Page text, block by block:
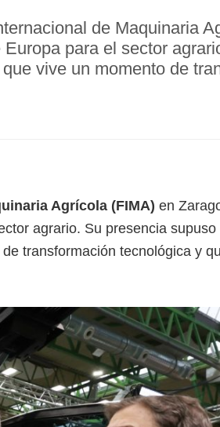
de Maquinaria
para el sector
vive un momento de
Agrícola (FIMA) en
agrario. Su presencia supuso
transformación tecnológica y